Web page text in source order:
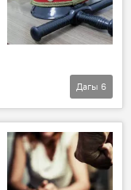
Дагы 6